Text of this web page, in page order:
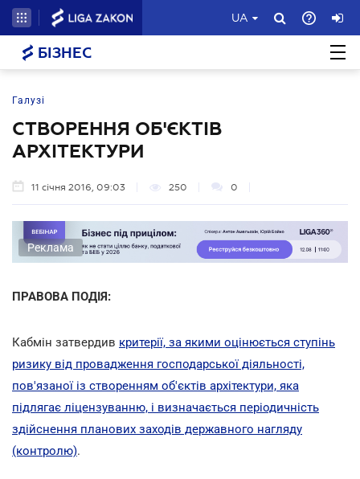
UA
БІЗНЕС
Галузі
СТВОРЕННЯ ОБ'ЄКТІВ
АРХІТЕКТУРИ
11 січня 2016, 09:03 250 0
Реклама
ПРАВОВА ПОДІЯ:
Кабмін затвердив критерії, за якими оцінюється ступінь
ризику від провадження господарської діяльності,
пов'язаної із створенням об'єктів архітектури, яка
підлягає ліцензуванню, і визначається періодичність
здійснення планових заходів державного нагляду
(контролю).